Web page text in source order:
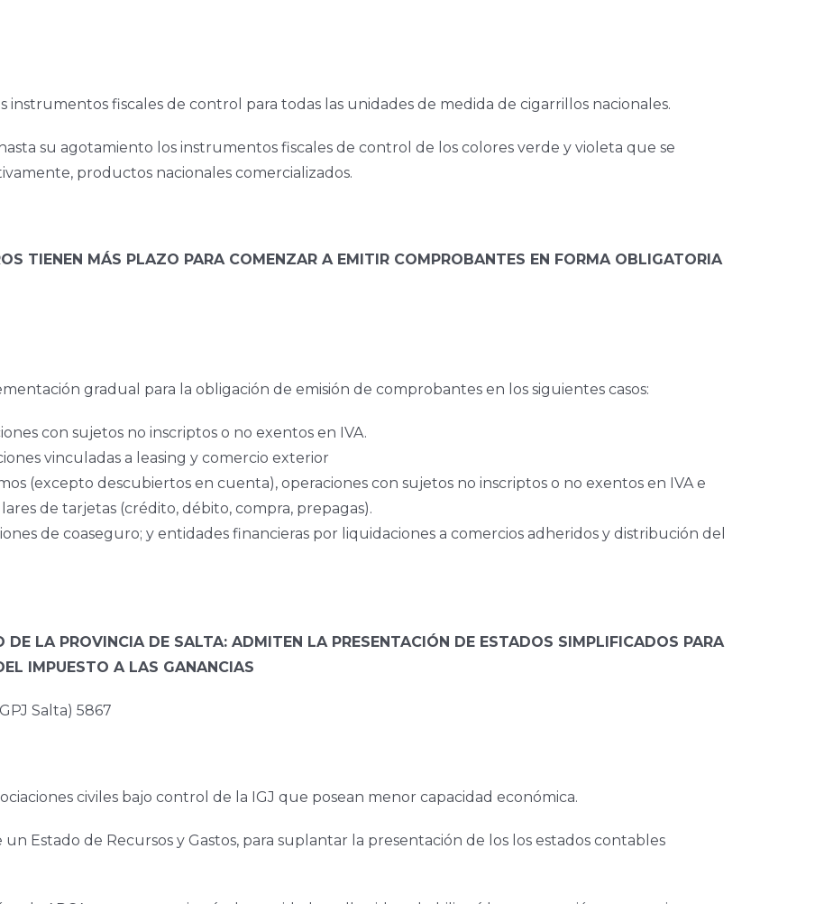
fiscales de control para todas las unidades de medida de cigarrillos nacionales.
su agotamiento los instrumentos fiscales de control de los colores verde y violeta que se
productos nacionales comercializados.
TIENEN MÁS PLAZO PARA COMENZAR A EMITIR COMPROBANTES EN FORMA OBLIGATORIA
gradual para la obligación de emisión de comprobantes en los siguientes casos:
con sujetos no inscriptos o no exentos en IVA.
vinculadas a leasing y comercio exterior
(excepto descubiertos en cuenta), operaciones con sujetos no inscriptos o no exentos en IVA e
de tarjetas (crédito, débito, compra, prepagas).
de coaseguro; y entidades financieras por liquidaciones a comercios adheridos y distribución del
DE LA PROVINCIA DE SALTA: ADMITEN LA PRESENTACIÓN DE ESTADOS SIMPLIFICADOS PARA
IMPUESTO A LAS GANANCIAS
Salta) 5867
civiles bajo control de la IGJ que posean menor capacidad económica.
Estado de Recursos y Gastos, para suplantar la presentación de los los estados contables